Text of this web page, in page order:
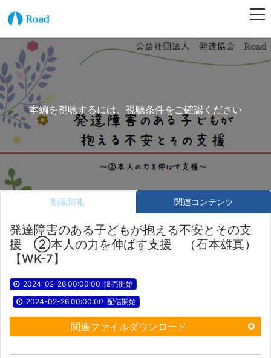
本編を視聴するには、視聴条件をご確認ください
動画情報 関連コンテンツ
発達障害のある子どもが抱える不安とその支
援 ②本人の力を伸ばす支援 （石本雄真）
【WK-7】
2024-02-26 00:00:00 販売開始
2024-02-26 00:00:00 配信開始
関連ファイルダウンロード